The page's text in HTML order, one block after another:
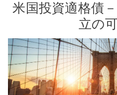
米国投資適格債
立の